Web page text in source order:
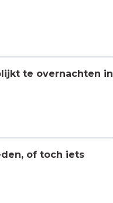
te overnachten in
of toch iets